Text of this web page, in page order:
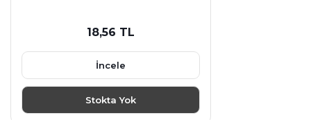
18,56 TL
İncele
Stokta Yok